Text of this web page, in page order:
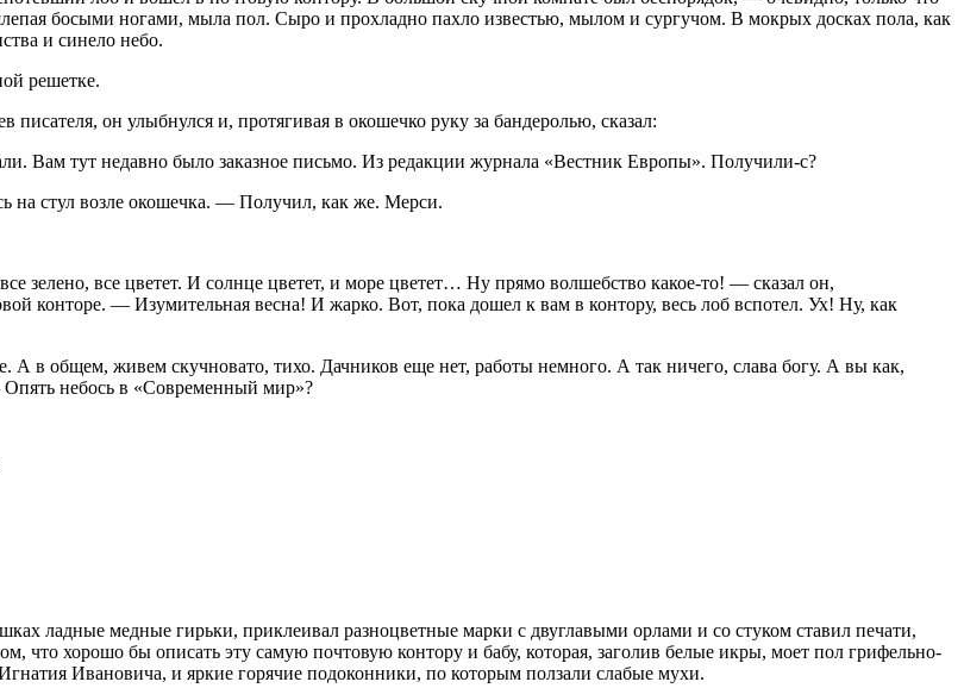
босыми ногами, мыла пол. Сыро и прохладно пахло известью, мылом и сургучом. В мокрых досках пола, как
и синело небо.
решетке.
он улыбнулся и, протягивая в окошечко руку за бандеролью, сказал:
Вам тут недавно было заказное письмо. Из редакции журнала «Вестник Европы». Получили-с?
на стул возле окошечка. — Получил, как же. Мерси.
зелено, все цветет. И солнце цветет, и море цветет… Ну прямо волшебство какое-то! — сказал он,
конторе. — Изумительная весна! И жарко. Вот, пока дошел к вам в контору, весь лоб вспотел. Ух! Ну, как
в общем, живем скучновато, тихо. Дачников еще нет, работы немного. А так ничего, слава богу. А вы как,
небось в «Современный мир»?
ладные медные гирьки, приклеивал разноцветные марки с двуглавыми орлами и со стуком ставил печати,
что хорошо бы описать эту самую почтовую контору и бабу, которая, заголив белые икры, моет пол грифельно-
Ивановича, и яркие горячие подоконники, по которым ползали слабые мухи.